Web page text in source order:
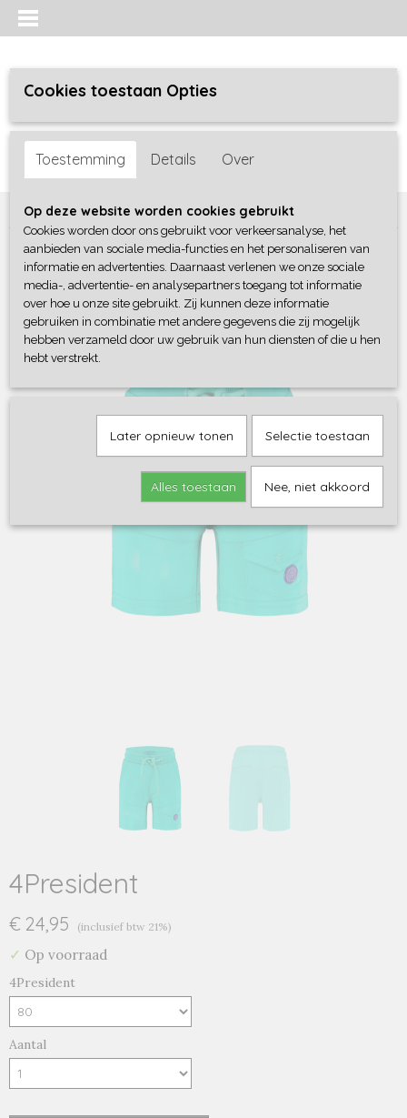
Inloggen Registreren
Home >Jongens>broeken> 4President
4President
€ 24,95 (inclusief btw 21%)
✓ Op voorraad
4President
Aantal
Cookies toestaan Opties
Toestemming Details Over
Op deze website worden cookies gebruikt
Cookies worden door ons gebruikt voor verkeersanalyse, het
aanbieden van sociale media-functies en het personaliseren van
informatie en advertenties. Daarnaast verlenen we onze sociale
media-, advertentie- en analysepartners toegang tot informatie
over hoe u onze site gebruikt. Zij kunnen deze informatie
gebruiken in combinatie met andere gegevens die zij mogelijk
hebben verzameld door uw gebruik van hun diensten of die u hen
hebt verstrekt.
Later opnieuw tonen Selectie toestaan
Alles toestaan Nee, niet akkoord